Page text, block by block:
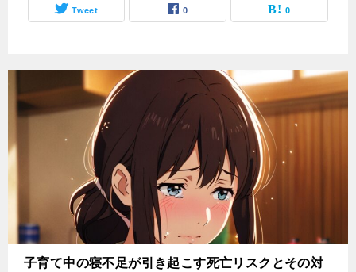
Tweet 0 0
子育て中の寝不足が引き起こす死亡リスクとその対